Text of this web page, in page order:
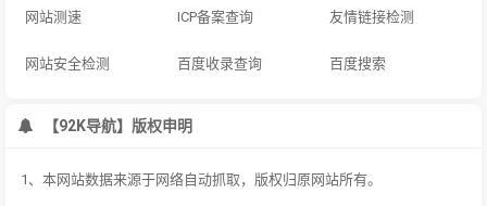
网站测速 ICP备案查询 友情链接检测
网站安全检测 百度收录查询 百度搜索
【92K导航】版权申明
1、本网站数据来源于网络自动抓取，版权归原网站所有。